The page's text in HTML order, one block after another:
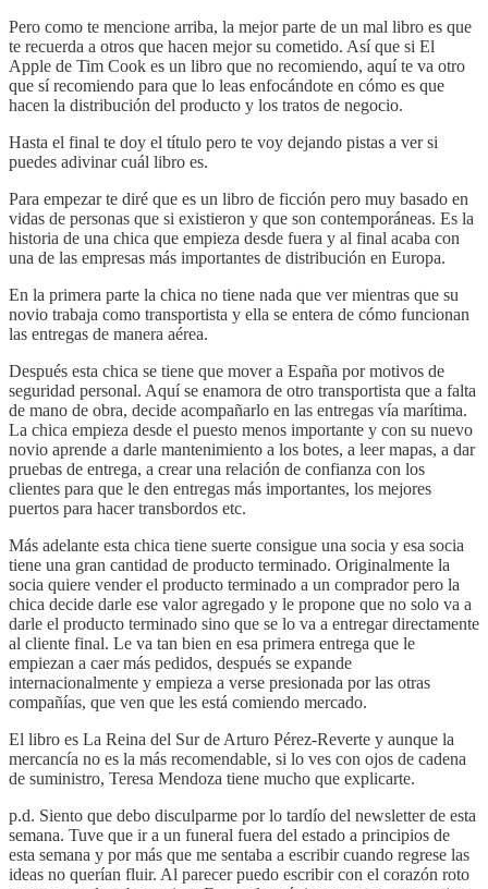
Pero como te mencione arriba, la mejor parte de un mal libro es que
te recuerda a otros que hacen mejor su cometido. Así que si El
Apple de Tim Cook es un libro que no recomiendo, aquí te va otro
que sí recomiendo para que lo leas enfocándote en cómo es que
hacen la distribución del producto y los tratos de negocio.
Hasta el final te doy el título pero te voy dejando pistas a ver si
puedes adivinar cuál libro es.
Para empezar te diré que es un libro de ficción pero muy basado en
vidas de personas que si existieron y que son contemporáneas. Es la
historia de una chica que empieza desde fuera y al final acaba con
una de las empresas más importantes de distribución en Europa.
En la primera parte la chica no tiene nada que ver mientras que su
novio trabaja como transportista y ella se entera de cómo funcionan
las entregas de manera aérea.
Después esta chica se tiene que mover a España por motivos de
seguridad personal. Aquí se enamora de otro transportista que a falta
de mano de obra, decide acompañarlo en las entregas vía marítima.
La chica empieza desde el puesto menos importante y con su nuevo
novio aprende a darle mantenimiento a los botes, a leer mapas, a dar
pruebas de entrega, a crear una relación de confianza con los
clientes para que le den entregas más importantes, los mejores
puertos para hacer transbordos etc.
Más adelante esta chica tiene suerte consigue una socia y esa socia
tiene una gran cantidad de producto terminado. Originalmente la
socia quiere vender el producto terminado a un comprador pero la
chica decide darle ese valor agregado y le propone que no solo va a
darle el producto terminado sino que se lo va a entregar directamente
al cliente final. Le va tan bien en esa primera entrega que le
empiezan a caer más pedidos, después se expande
internacionalmente y empieza a verse presionada por las otras
compañías, que ven que les está comiendo mercado.
El libro es La Reina del Sur de Arturo Pérez-Reverte y aunque la
mercancía no es la más recomendable, si lo ves con ojos de cadena
de suministro, Teresa Mendoza tiene mucho que explicarte.
p.d. Siento que debo disculparme por lo tardío del newsletter de esta
semana. Tuve que ir a un funeral fuera del estado a principios de
esta semana y por más que me sentaba a escribir cuando regrese las
ideas no querían fluir. Al parecer puedo escribir con el corazón roto